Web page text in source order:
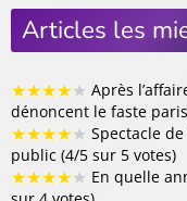
Articles les
★★★★★ Après
dénoncent le faste
★★★★★ Spectacle
public (4/5 sur 5 votes)
★★★★★ En quelle